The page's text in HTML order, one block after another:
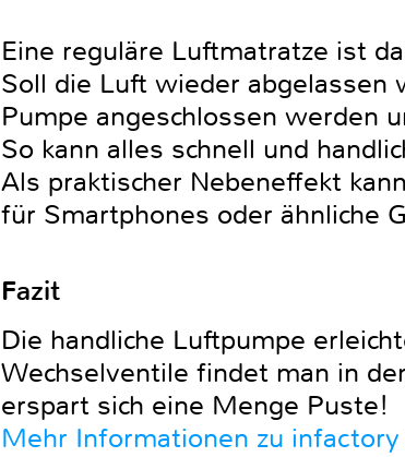
Eine reguläre Luftmatratze ist
Soll die Luft wieder abgelassen
Pumpe angeschlossen werden
So kann alles schnell und
Als praktischer Nebeneffekt
für Smartphones oder ähnliche
Fazit
Die handliche Luftpumpe
Wechselventile findet man in
erspart sich eine Menge Puste!
Mehr Informationen zu